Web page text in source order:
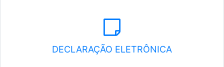
DECLARAÇÃO ELETRÔNICA